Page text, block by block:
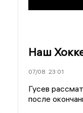
Наш
07/08 23:01
Гусев
после